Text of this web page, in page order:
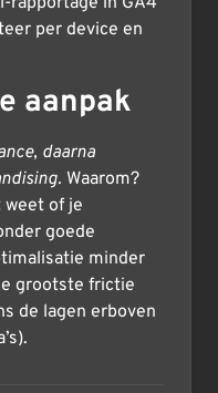
per device en
aanpak
daarna
Waarom?
of je
goede
minder
grootste frictie
de lagen erboven